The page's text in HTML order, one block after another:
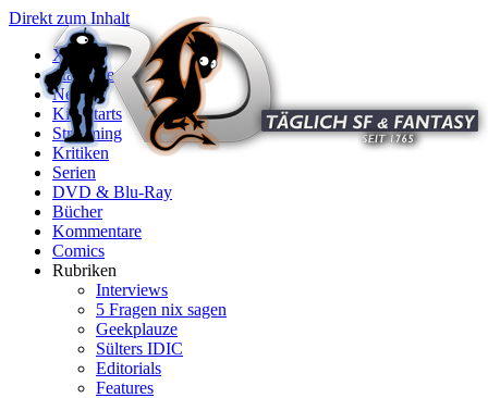
Direkt zum Inhalt
X
Startseite
News
Kinostarts
Streaming
Kritiken
Serien
DVD & Blu-Ray
Bücher
Kommentare
Comics
Rubriken
Interviews
5 Fragen nix sagen
Geekplauze
Sülters IDIC
Editorials
Features